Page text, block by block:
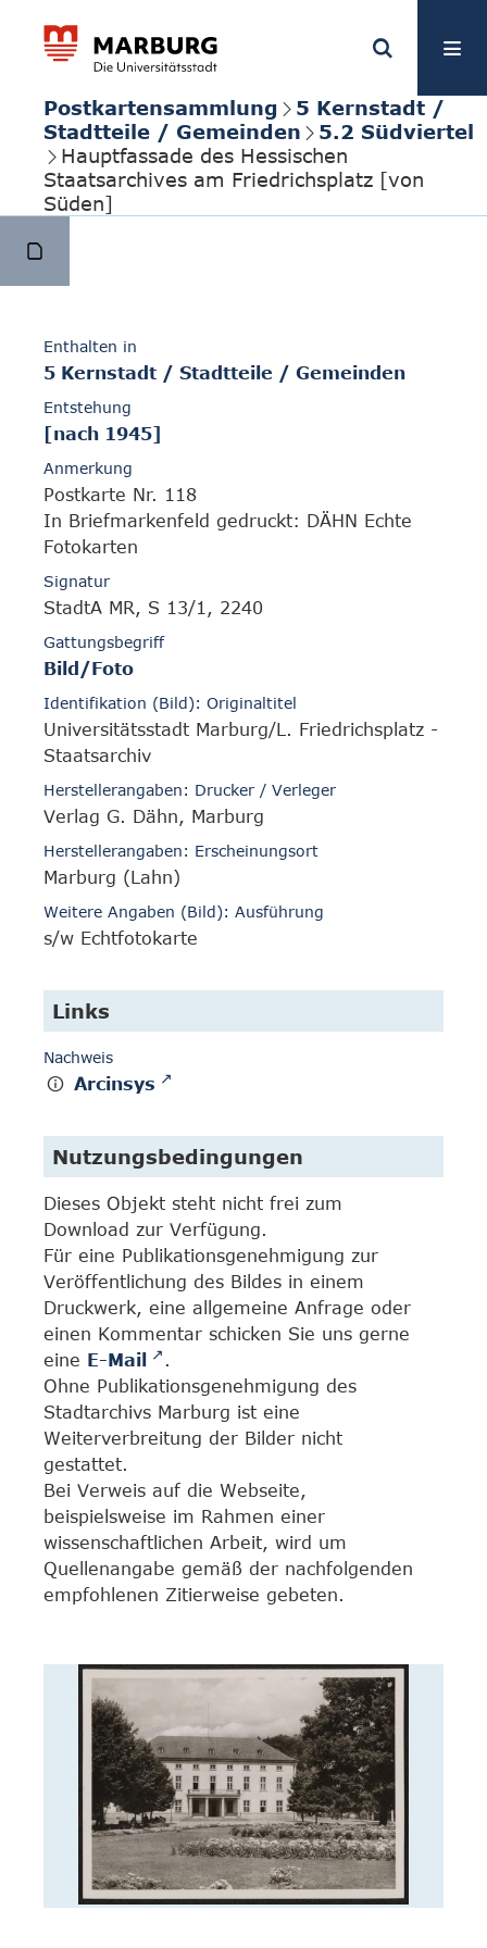
Postkartensammlung
5 Kernstadt /
Stadtteile / Gemeinden
5.2 Südviertel
Hauptfassade des Hessischen
Staatsarchives am Friedrichsplatz [von
Süden]
Enthalten in
5 Kernstadt / Stadtteile / Gemeinden
Entstehung
[nach 1945]
Anmerkung
Postkarte Nr. 118
In Briefmarkenfeld gedruckt: DÄHN Echte
Fotokarten
Signatur
StadtA MR, S 13/1, 2240
Gattungsbegriff
Bild/Foto
Identifikation (Bild): Originaltitel
Universitätsstadt Marburg/L. Friedrichsplatz -
Staatsarchiv
Herstellerangaben: Drucker / Verleger
Verlag G. Dähn, Marburg
Herstellerangaben: Erscheinungsort
Marburg (Lahn)
Weitere Angaben (Bild): Ausführung
s/w Echtfotokarte
Links
Nachweis
Arcinsys
Nutzungsbedingungen
Dieses Objekt steht nicht frei zum
Download zur Verfügung.
Für eine Publikationsgenehmigung zur
Veröffentlichung des Bildes in einem
Druckwerk, eine allgemeine Anfrage oder
einen Kommentar schicken Sie uns gerne
eine E-Mail
.
Ohne Publikationsgenehmigung des
Stadtarchivs Marburg ist eine
Weiterverbreitung der Bilder nicht
gestattet.
Bei Verweis auf die Webseite,
beispielsweise im Rahmen einer
wissenschaftlichen Arbeit, wird um
Quellenangabe gemäß der nachfolgenden
empfohlenen Zitierweise gebeten.